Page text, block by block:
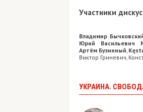
Участники
Владимир
Юрий Васильевич
Артём Бузинный,
Виктор Гриневич,
УКРАИНА.